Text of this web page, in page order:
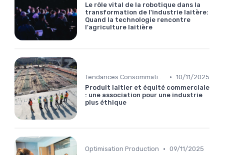
Le rôle vital de la robotique dans la
transformation de l'industrie laitère:
Quand la technologie rencontre
l'agriculture laitière
Tendances Consommation • 10/11/2025
Produit laitier et équité commerciale
: une association pour une industrie
plus éthique
Optimisation Production • 09/11/2025